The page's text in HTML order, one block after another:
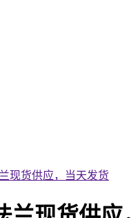
现货供应，当天发货